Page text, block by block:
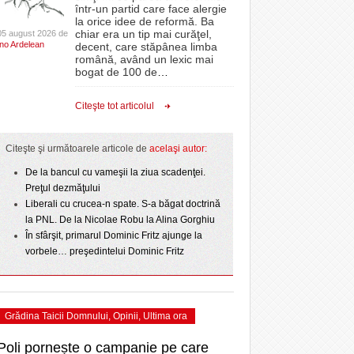
la
- 3 August 2026
cu o victorie
- 25 July 2026
Ziua Timișoarei – City Celebration. Programul
ultimei zile
- 3 August 2026
Sărbătoarea continuă! Zeci de mii de oameni
View all
proiectelor derulate de instituție din fonduri
europene/FOTO
ANAF oferă persoanelor fizice posibilitatea să
beneficieze de Declarația Unică 212
2025
CLIPURI VIDEO
JOCURI ONLINE
DIVERSE
FARMACII DIN
GRĂDINIŢE DIN TIMIŞ
PRIMĂRIILE DIN TIMIŞ
SFATUL MEDICULUI
SFATURI JURIDICE
august 2026 de
Ardelean
într-un partid care face alergie
la orice idee de reformă. Ba
chiar era un tip mai curăţel,
decent, care stăpânea limba
română, având un lexic mai
bogat de 100 de
Citeşte tot articolul
Citeşte şi următoarele articole de acelaşi autor:
De la bancul cu vameşii la ziua scadenţei.
Preţul dezmăţului
Liberali cu crucea-n spate. S-a băgat doctrină
la PNL. De la Nicolae Robu la Alina Gorghiu
În sfârşit, primarul Dominic Fritz ajunge la
vorbele… preşedintelui Dominic Fritz
Grădina Taicii Domnului, Opinii, Ultima ora
pornește o campanie pe care